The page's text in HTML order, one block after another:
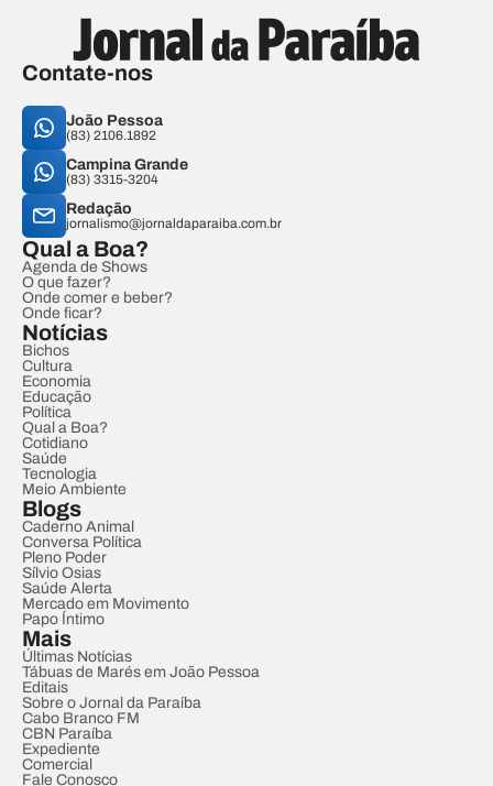
Contate-nos
João Pessoa
(83) 2106.1892
Campina Grande
(83) 3315-3204
Redação
jornalismo@jornaldaparaiba.com.br
Qual a Boa?
Agenda de Shows
O que fazer?
Onde comer e beber?
Onde ficar?
Notícias
Bichos
Cultura
Economia
Educação
Política
Qual a Boa?
Cotidiano
Saúde
Tecnologia
Meio Ambiente
Blogs
Caderno Animal
Conversa Política
Pleno Poder
Sílvio Osias
Saúde Alerta
Mercado em Movimento
Papo Íntimo
Mais
Últimas Notícias
Tábuas de Marés em João Pessoa
Editais
Sobre o Jornal da Paraíba
Cabo Branco FM
CBN Paraíba
Expediente
Comercial
Fale Conosco